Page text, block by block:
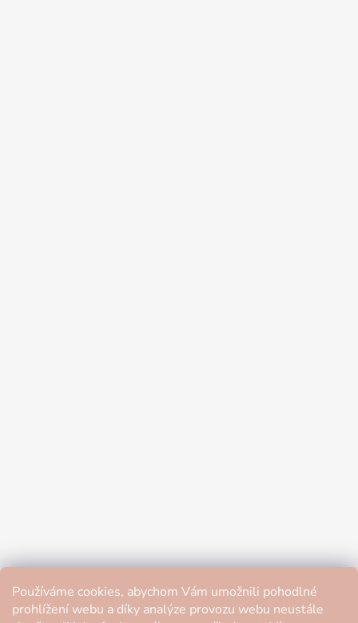
Používáme cookies, abychom Vám umožnili pohodlné
prohlížení webu a díky analýze provozu webu neustále